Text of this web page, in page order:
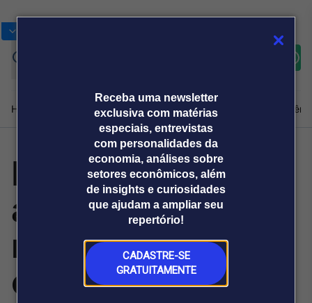
Receba uma newsletter
exclusiva com matérias
especiais, entrevistas
com personalidades da
economia, análises sobre
setores econômicos, além
de insights e curiosidades
que ajudam a ampliar seu
repertório!
CADASTRE-SE
GRATUITAMENTE
Home Produtos e soluçõesNotíciasBlogWeekend
Plataformas
Broadcast
Broadcast+
O mercado
financeiro em
tempo real
Sobre nós Releases Broadcast
Prêmio Broadcast
Analistas
Prêmio Broadcast
Empresas
Agências de
comunicação
Releases
Pink Eventos
amplia atuação
no mercado
corporativo